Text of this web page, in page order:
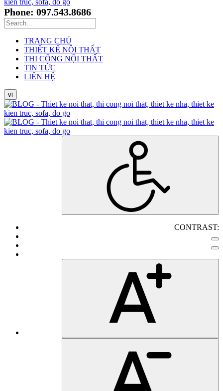
Phone: 097.543.8686
TRANG CHỦ
THIẾT KẾ NỘI THẤT
THI CÔNG NỘI THẤT
TIN TỨC
LIÊN HỆ
vi
CONTRAST: